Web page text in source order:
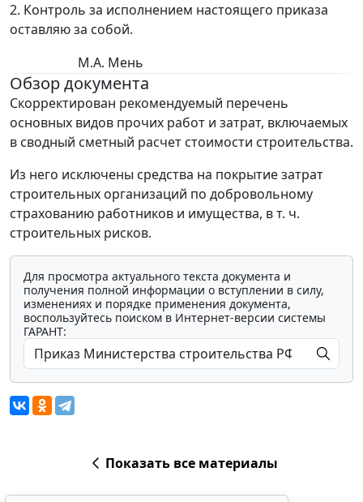
2. Контроль за исполнением настоящего приказа
оставляю за собой.
М.А. Мень
Обзор документа
Скорректирован рекомендуемый перечень
основных видов прочих работ и затрат, включаемых
в сводный сметный расчет стоимости строительства.
Из него исключены средства на покрытие затрат
строительных организаций по добровольному
страхованию работников и имущества, в т. ч.
строительных рисков.
Для просмотра актуального текста документа и
получения полной информации о вступлении в силу,
изменениях и порядке применения документа,
воспользуйтесь поиском в Интернет-версии системы
ГАРАНТ:
Показать все материалы